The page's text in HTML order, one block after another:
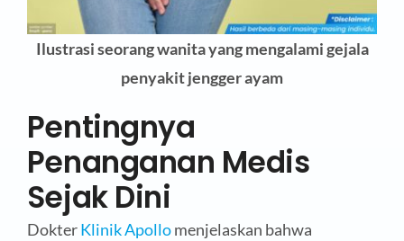
Ilustrasi seorang wanita yang mengalami gejala
penyakit jengger ayam
Pentingnya
Penanganan Medis
Sejak Dini
DokterKlinik Apollomenjelaskan bahwa